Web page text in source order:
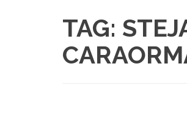
TAG: